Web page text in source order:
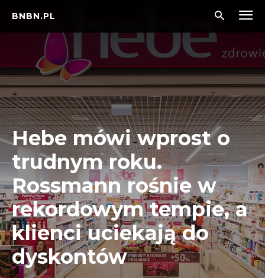
BNBN.PL
Hebe mówi wprost o
trudnym roku.
Rossmann rośnie w
rekordowym tempie, a
klienci uciekają do
dyskontów